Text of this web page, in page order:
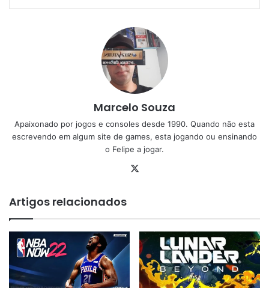
Marcelo Souza
Apaixonado por jogos e consoles desde 1990. Quando não esta
escrevendo em algum site de games, esta jogando ou ensinando
o Felipe a jogar.
Artigos relacionados